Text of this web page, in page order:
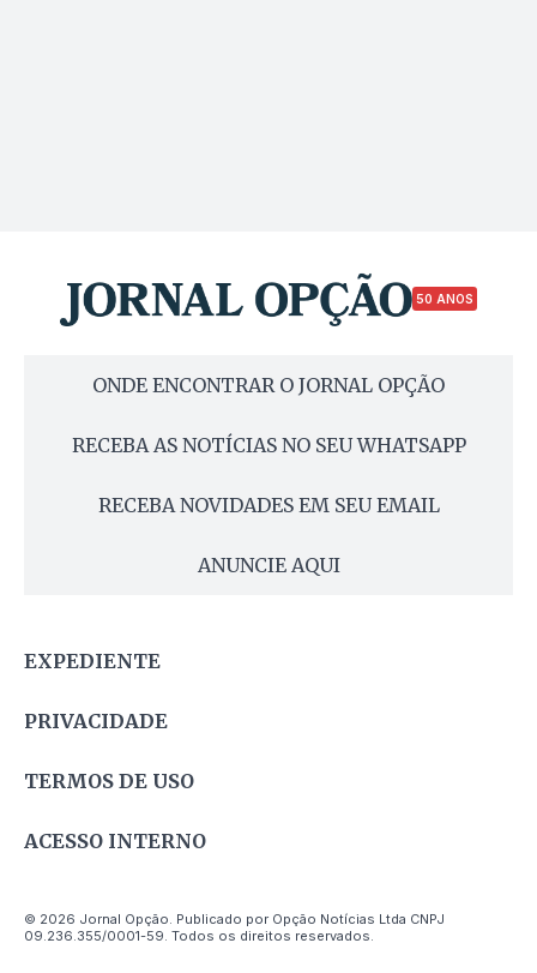
50 ANOS
ONDE ENCONTRAR O JORNAL OPÇÃO
RECEBA AS NOTÍCIAS NO SEU WHATSAPP
RECEBA NOVIDADES EM SEU EMAIL
ANUNCIE AQUI
EXPEDIENTE
PRIVACIDADE
TERMOS DE USO
ACESSO INTERNO
© 2026 Jornal Opção. Publicado por Opção Notícias Ltda CNPJ
09.236.355/0001-59. Todos os direitos reservados.